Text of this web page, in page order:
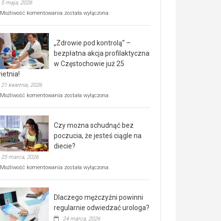
5 maja, 2026
Możliwość komentowania Rusza
rehabilitacji
dla
seniorów!
została wyłączona
„Zdrowie pod kontrolą” –
bezpłatna akcja profilaktyczna
w Częstochowie już 25
21 kwietnia, 2026
Możliwość komentowania „Zdrowie
bezpłatna
akcja
profilaktyczna
w
już
kwietnia!
została wyłączona
Czy można schudnąć bez
poczucia, że jesteś ciągle na
diecie?
25 marca, 2026
Możliwość komentowania Czy
poczucia,
że
została wyłączona
Dlaczego mężczyźni powinni
regularnie odwiedzać urologa?
24 marca, 2026